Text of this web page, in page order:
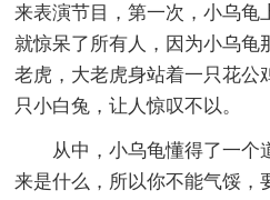
来表演节目，第一次，小乌龟
就惊呆了所有人，因为小乌龟
老虎，大老虎身站着一只花公
只小白兔，让人惊叹不以。
从中，小乌龟懂得了一个
来是什么，所以你不能气馁，